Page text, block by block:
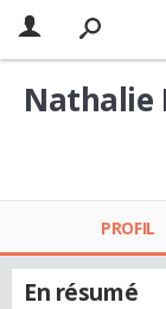
Nathalie
PROFIL
En résumé